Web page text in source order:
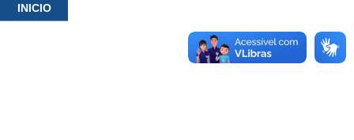
INICIO